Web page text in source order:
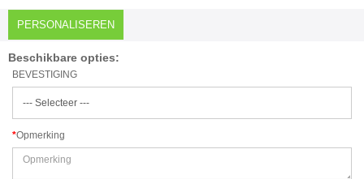
PERSONALISEREN
Beschikbare opties:
BEVESTIGING
Opmerking